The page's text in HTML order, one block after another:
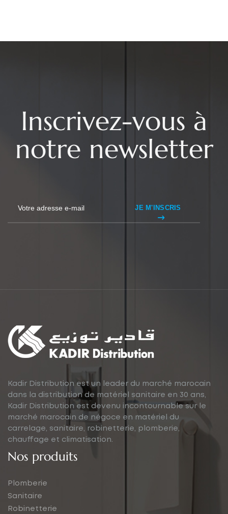
Inscrivez-vous à
notre newsletter
JE M'INSCRIS
Kadir Distribution est un leader du marché marocain
dans la distribution de matériel sanitaire en 30 ans,
Kadir Distribution est devenu incontournable sur le
marché marocain de négoce en matériel du
carrelage, sanitaire, robinetterie, plomberie,
chauffage et climatisation.
Nos produits
Plomberie
Sanitaire
Robinetterie